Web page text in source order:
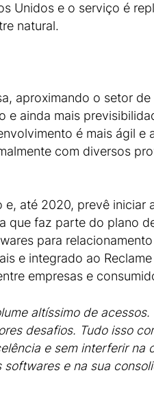
Unidos e o serviço é
natural.
aproximando o setor
ainda mais
é mais ágil e
com diversos
até 2020, prevê iniciar
que faz parte do plano
para
e integrado ao
empresas e
altíssimo de
desafios. Tudo isso
e sem interferir na
e na sua